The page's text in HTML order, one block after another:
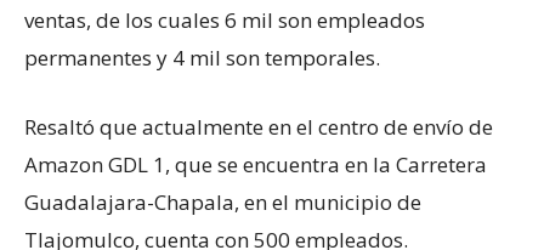
ventas, de los cuales 6 mil son empleados
permanentes y 4 mil son temporales.
Resaltó que actualmente en el centro de envío de
Amazon GDL 1, que se encuentra en la Carretera
Guadalajara-Chapala, en el municipio de
Tlajomulco, cuenta con 500 empleados.